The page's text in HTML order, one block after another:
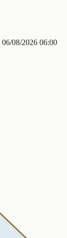
06/08/2026 06:00